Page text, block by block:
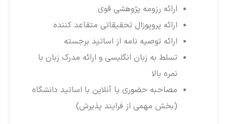
ارائه رزومه پژوهشی قوی
ارائه پروپوزال تحقیقاتی متقاعد کننده
ارائه توصیه نامه از اساتید برجسته
تسلط به زبان انگلیسی و ارائه مدرک زبان با
نمره بالا
مصاحبه حضوری یا آنلاین با اساتید دانشگاه
(بخش مهمی از فرایند پذیرش)